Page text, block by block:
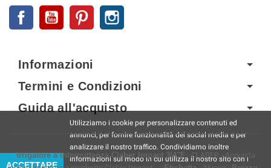
Facebook YouTube Pinterest
Informazioni
Termini e Condizioni
Guida all'acquisto
Irrigatore a intermittenza Claber Impact 3/4"F- CLABER -Acquista
ACCETTARE
Utilizziamo i cookie per personalizzare contenuti ed
annunci, per fornire funzionalità dei social media e per
analizzare il nostro traffico. Condividiamo inoltre
informazioni sul modo in cui utilizza il nostro sito con i